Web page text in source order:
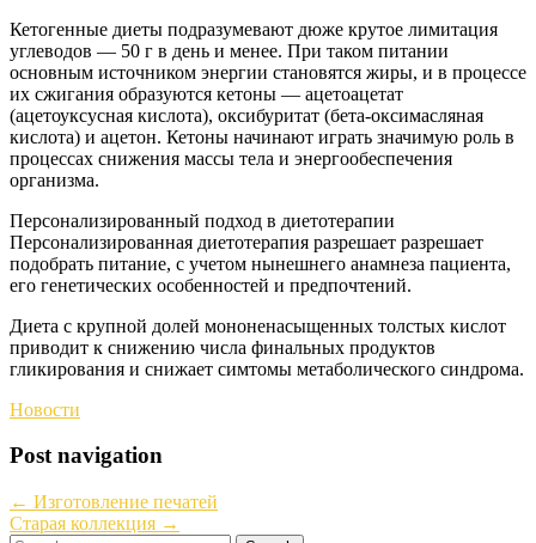
Кетогенные диеты подразумевают дюже крутое лимитация
углеводов — 50 г в день и менее. При таком питании
основным источником энергии становятся жиры, и в процессе
их сжигания образуются кетоны — ацетоацетат
(ацетоуксусная кислота), оксибуритат (бета-оксимасляная
кислота) и ацетон. Кетоны начинают играть значимую роль в
процессах снижения массы тела и энергообеспечения
организма.
Персонализированный подход в диетотерапии
Персонализированная диетотерапия разрешает разрешает
подобрать питание, с учетом нынешнего анамнеза пациента,
его генетических особенностей и предпочтений.
Диета с крупной долей мононенасыщенных толстых кислот
приводит к снижению числа финальных продуктов
гликирования и снижает симтомы метаболического синдрома.
Новости
Post navigation
← Изготовление печатей
Старая коллекция →